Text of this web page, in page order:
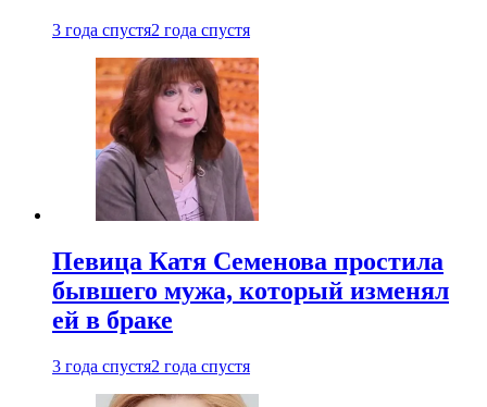
3 года спустя2 года спустя
Певица Катя Семенова простила
бывшего мужа, который изменял
ей в браке
3 года спустя2 года спустя